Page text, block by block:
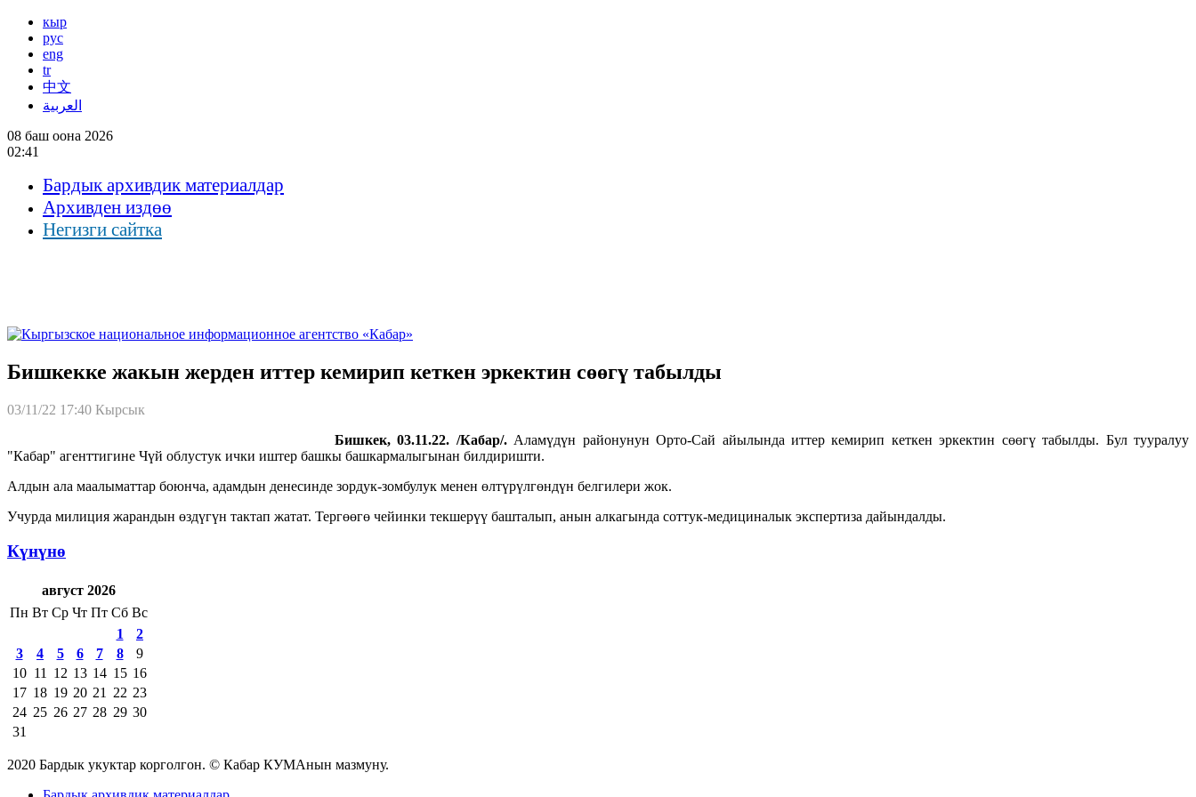
кыр
рус
eng
tr
中文
العربية
08 баш оона 2026
02:41
Бардык архивдик материалдар
Архивден издөө
Негизги сайтка
Бишкекке жакын жерден иттер кемирип кеткен эркектин сөөгү табылды
03/11/22 17:40 Кырсык
Бишкек, 03.11.22. /Кабар/.Аламүдүн районунун Орто-Сай айылында иттер кемирип кеткен эркектин сөөгү табылды. Бул тууралуу
"Кабар" агенттигине Чүй облустук ички иштер башкы башкармалыгынан билдиришти.
Алдын ала маалыматтар боюнча, адамдын денесинде зордук-зомбулук менен өлтүрүлгөндүн белгилери жок.
Учурда милиция жарандын өздүгүн тактап жатат. Тергөөгө чейинки текшерүү башталып, анын алкагында соттук-медициналык экспертиза дайындалды.
Күнүнө
август 2026
Пн Вт Ср Чт Пт Сб Вс
1
2
3
4 5 6 7 8
9
10 11 12 13 14 15 16
17 18 19 20 21 22 23
24 25 26 27 28 29 30
31
2020 Бардык укуктар корголгон. © Кабар КУМАнын мазмуну.